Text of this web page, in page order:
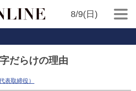
8/9(日)
だらけの理由
表取締役）